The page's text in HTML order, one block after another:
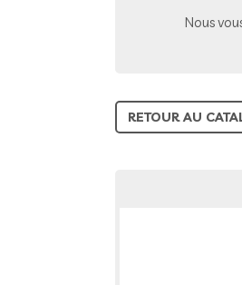
Nous
RETOUR AU